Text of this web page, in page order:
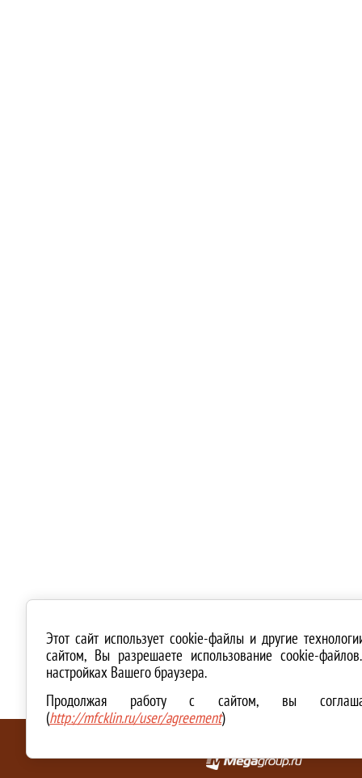
Этот сайт использует cookie-файлы и другие
сайтом, Вы разрешаете использование cookie-
настройках Вашего браузера.
Продолжая работу с сайтом, вы
(http://mfcklin.ru/user/agreement)